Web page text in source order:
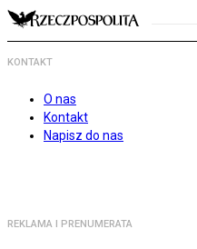
KONTAKT
O nas
Kontakt
Napisz do nas
REKLAMA I PRENUMERATA